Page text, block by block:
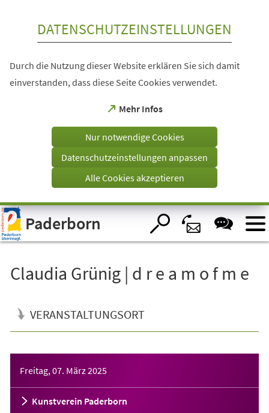
Visuelle
Assistenzsoftware
öffnen.
DATENSCHUTZEINSTELLUNGEN
Durch die Nutzung dieser Website erklären Sie sich damit
einverstanden, dass diese Seite Cookies verwendet.
Mehr Infos
(Öffnet
einem
Tab)
Nur notwendige Cookies
Datenschutzeinstellungen anpassen
Alle Cookies akzeptieren
Paderborn
Claudia Grünig | d r e a m o f m e
VERANSTALTUNGSORT
Freitag, 07. März 2025
Kunstverein Paderborn